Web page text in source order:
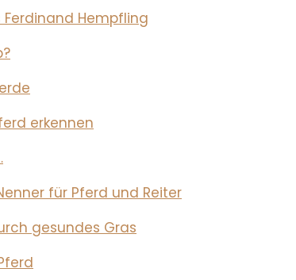
Hempfling
erkennen
für Pferd und Reiter
gesundes Gras